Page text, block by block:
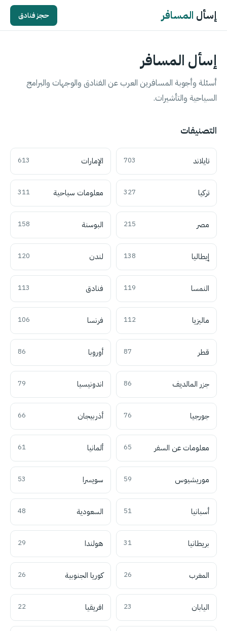
إسأل المسافر حجز فنادق
إسأل المسافر
أسئلة وأجوبة المسافرين العرب عن الفنادق والوجهات والبرامج
السياحية والتأشيرات.
التصنيفات
تايلاند 703 الإمارات 613
تركيا 327 معلومات سياحية 311
مصر 215 البوسنة 158
إيطاليا 138 لندن 120
النمسا 119 فنادق 113
ماليزيا 112 فرنسا 106
قطر 87 أوروبا 86
جزر المالديف 86 اندونيسيا 79
جورجيا 76 أذربيجان 66
معلومات عن السفر 65 ألمانيا 61
موريشيوس 59 سويسرا 53
أسبانيا 51 السعودية 48
بريطانيا 31 هولندا 29
المغرب 26 كوريا الجنوبية 26
اليابان 23 افريقيا 22